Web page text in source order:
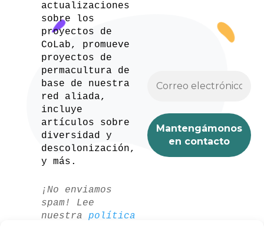
actualizaciones
sobre los
proyectos de
CoLab, promueve
proyectos de
permacultura de
base de nuestra
red aliada,
incluye
artículos sobre
diversidad y
descolonización,
y más.
¡No enviamos
spam! Lee
nuestra política